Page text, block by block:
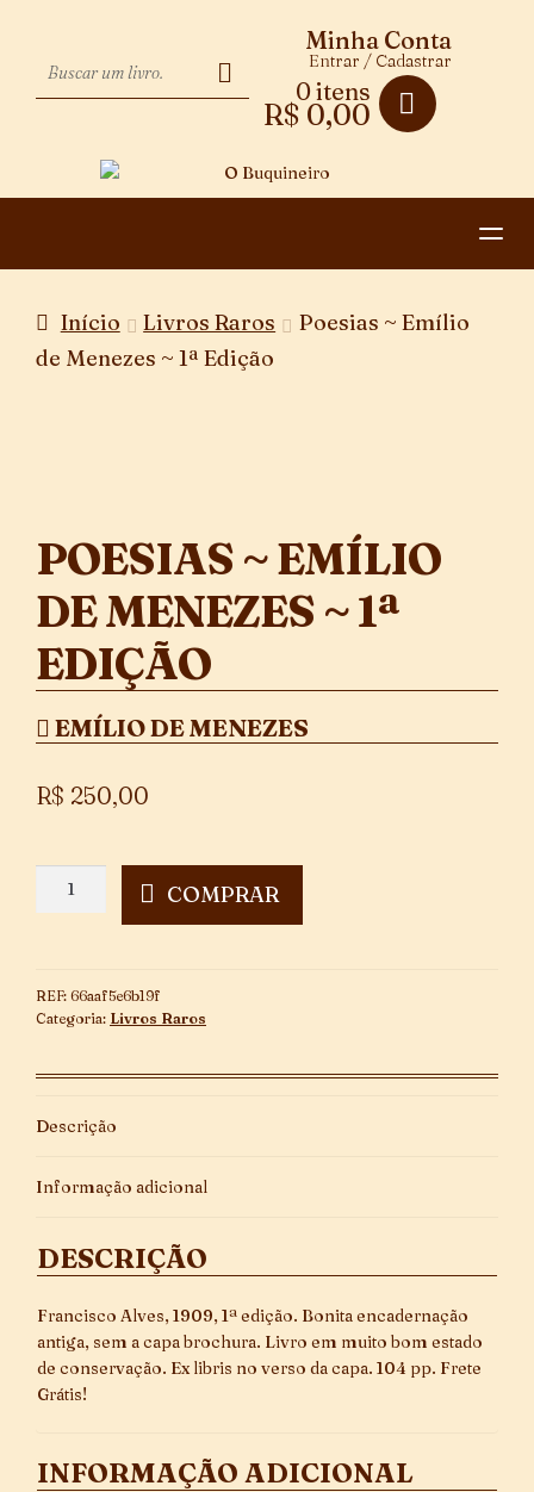
0 itens
R$ 0,00
Minha Conta
Entrar / Cadastrar
CATEGORIAS
Início Livros Raros
Poesias ~ Emílio
de Menezes ~ 1ª Edição
POESIAS ~ EMÍLIO
DE MENEZES ~ 1ª
EDIÇÃO
EMÍLIO DE MENEZES
R$ 250,00
~
COMPRAR
REF: 66aaf5e6b19f
Categoria: Livros Raros
Descrição
Informação adicional
DESCRIÇÃO
Francisco Alves, 1909, 1ª edição. Bonita encadernação
antiga, sem a capa brochura. Livro em muito bom estado
de conservação. Ex libris no verso da capa. 104 pp. Frete
Grátis!
INFORMAÇÃO ADICIONAL